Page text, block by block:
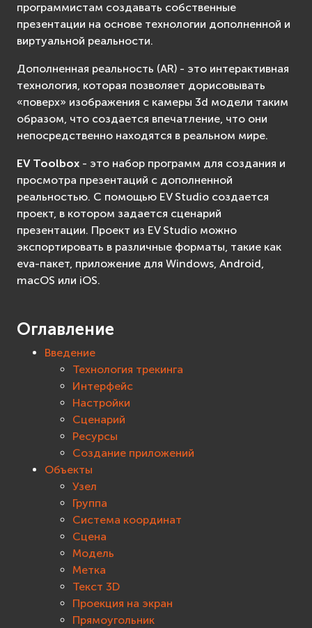
программистам создавать собственные
презентации на основе технологии дополненной и
виртуальной реальности.
Дополненная реальность (AR) - это интерактивная
технология, которая позволяет дорисовывать
«поверх» изображения с камеры 3d модели таким
образом, что создается впечатление, что они
непосредственно находятся в реальном мире.
EV Toolbox - это набор программ для создания и
просмотра презентаций с дополненной
реальностью. С помощью EV Studio создается
проект, в котором задается сценарий
презентации. Проект из EV Studio можно
экспортировать в различные форматы, такие как
eva-пакет, приложение для Windows, Android,
macOS или iOS.
Оглавление
Введение
Технология трекинга
Интерфейс
Настройки
Сценарий
Ресурсы
Создание приложений
Объекты
Узел
Группа
Система координат
Сцена
Модель
Метка
Текст 3D
Проекция на экран
Прямоугольник